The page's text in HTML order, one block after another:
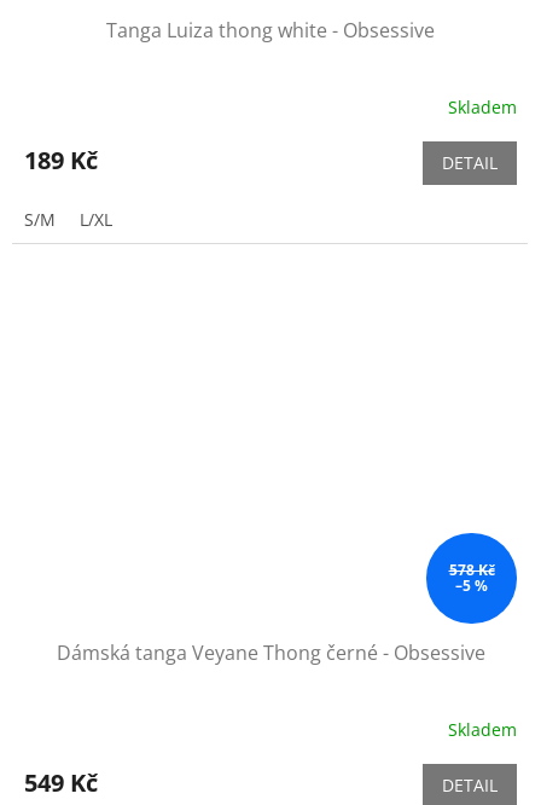
Tanga Luiza thong white - Obsessive
Skladem
189 Kč DETAIL
S/M L/XL
578 Kč
–5 %
Dámská tanga Veyane Thong černé - Obsessive
Skladem
549 Kč DETAIL